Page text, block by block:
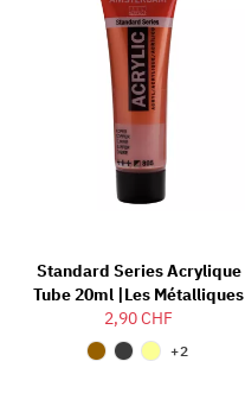
Standard Series Acrylique
Tube 20ml |Les Métalliques
2,90 CHF
+2